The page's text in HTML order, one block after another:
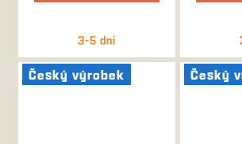
3-5 dní
Český výrobek Český